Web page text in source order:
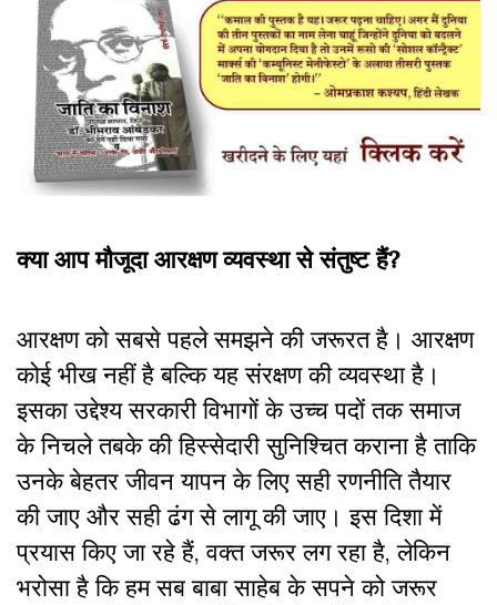
क्या आप मौजूदा आरक्षण व्यवस्था से संतुष्ट हैं?
आरक्षण को सबसे पहले समझने की जरूरत है। आरक्षण
कोई भीख नहीं है बल्कि यह संरक्षण की व्यवस्था है।
इसका उद्देश्य सरकारी विभागों के उच्च पदों तक समाज
के निचले तबके की हिस्सेदारी सुनिश्चित कराना है ताकि
उनके बेहतर जीवन यापन के लिए सही रणनीति तैयार
की जाए और सही ढंग से लागू की जाए। इस दिशा में
प्रयास किए जा रहे हैं, वक्त जरूर लग रहा है, लेकिन
भरोसा है कि हम सब बाबा साहेब के सपने को जरूर